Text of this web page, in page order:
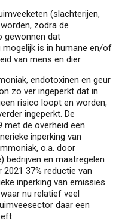
(slachterijen,
zodra de
gewonnen dat
is in humane en/of
van mens en dier
endotoxinen en geur
zo ver ingeperkt dat in
risico loopt en worden,
ingeperkt. De
met de overheid een
inperking van
o.a. door
bedrijven en maatregelen
37% reductie van
inperking van emissies
nu relatief veel
daar een